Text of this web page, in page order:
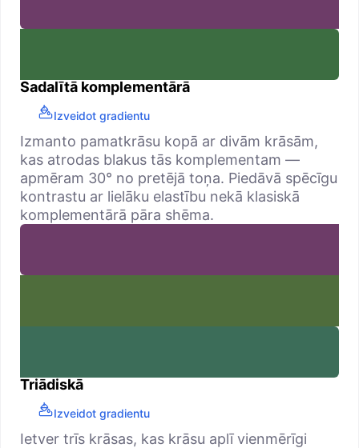
Sadalītā komplementārā
Izveidot gradientu
Izmanto pamatkrāsu kopā ar divām krāsām,
kas atrodas blakus tās komplementam —
apmēram 30° no pretējā toņa. Piedāvā spēcīgu
kontrastu ar lielāku elastību nekā klasiskā
komplementārā pāra shēma.
Triādiskā
Izveidot gradientu
Ietver trīs krāsas, kas krāsu aplī vienmērīgi